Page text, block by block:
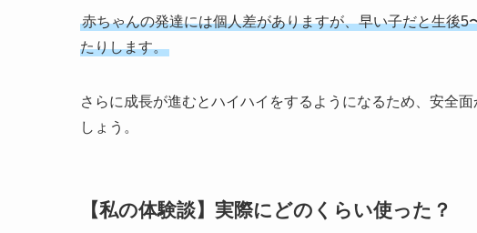
赤ちゃんの発達には個人差がありますが、早い子だと生後
たりします。
さらに成長が進むとハイハイをするようになるため、安全
しょう。
【私の体験談】実際にどのくらい使った？